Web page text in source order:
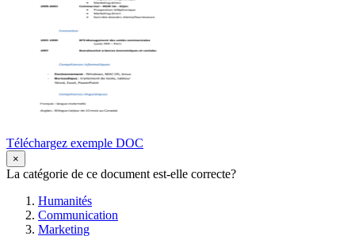
Téléchargez exemple DOC
×
La catégorie de ce document est-elle correcte?
Humanités
Communication
Marketing